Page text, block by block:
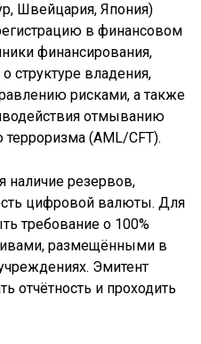
Швейцария, Япония)
в финансовом
финансирования,
структуре владения,
рисками, а также
отмыванию
(AML/CFT).
наличие резервов,
цифровой валюты. Для
требование о 100%
размещёнными в
Эмитент
отчётность и проходить